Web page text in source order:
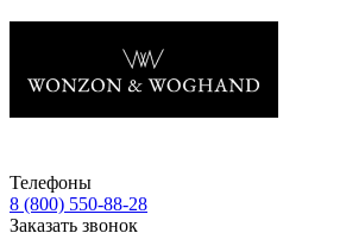
Телефоны
8 (800) 550-88-28
Заказать звонок